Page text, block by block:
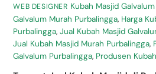
WEB DESIGNER Kubah Masjid Galvalum
Galvalum Murah Purbalingga, Harga
Purbalingga,Jual Kubah Masjid
Jual Kubah Masjid Murah Purbalingga,
Galvalum Purbalingga, Produsen